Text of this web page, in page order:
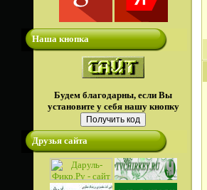
Наша кнопка
Будем благодарны, если Вы
установите у себя нашу кнопку
Друзья сайта